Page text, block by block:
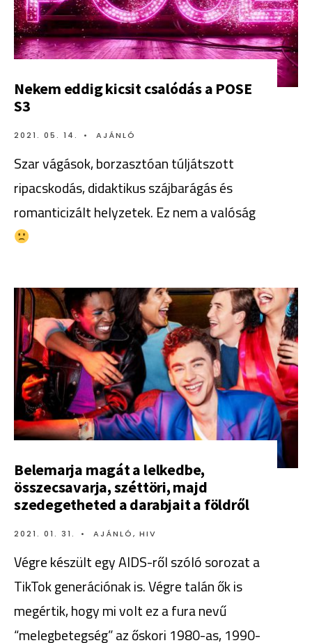
Nekem eddig kicsit csalódás a POSE
S3
2021. 05. 14. • AJÁNLÓ
Szar vágások, borzasztóan túljátszott
ripacskodás, didaktikus szájbarágás és
romanticizált helyzetek. Ez nem a valóság
Belemarja magát a lelkedbe,
összecsavarja, széttöri, majd
szedegetheted a darabjait a földről
2021. 01. 31. • AJÁNLÓ, HIV
Végre készült egy AIDS-ről szóló sorozat a
TikTok generációnak is. Végre talán ők is
megértik, hogy mi volt ez a fura nevű
“melegbetegség” az őskori 1980-as, 1990-